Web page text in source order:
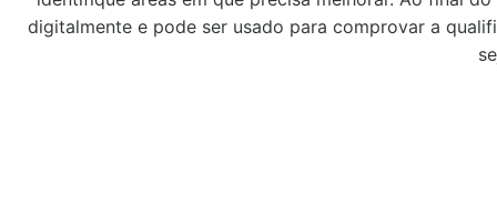
digitalmente e pode ser usado para comprovar a